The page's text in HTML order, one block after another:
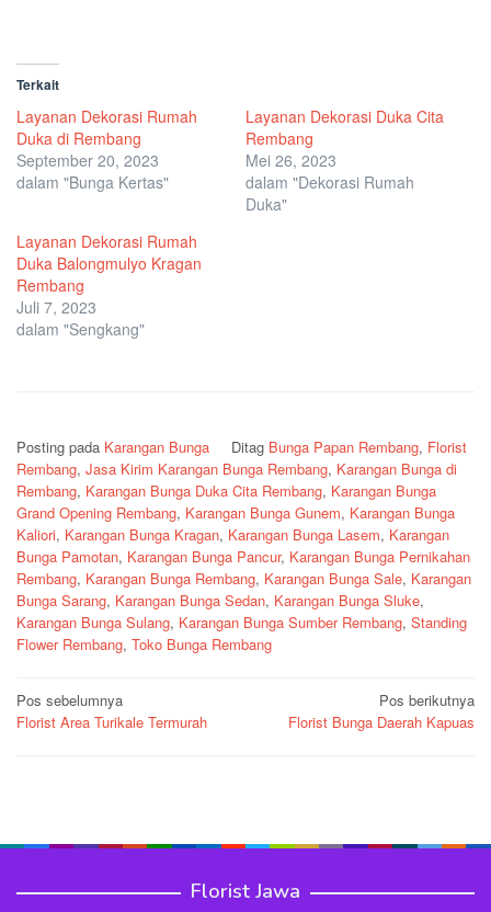
Terkait
Layanan Dekorasi Rumah
Duka di Rembang
September 20, 2023
dalam "Bunga Kertas"
Layanan Dekorasi Duka Cita
Rembang
Mei 26, 2023
dalam "Dekorasi Rumah
Duka"
Layanan Dekorasi Rumah
Duka Balongmulyo Kragan
Rembang
Juli 7, 2023
dalam "Sengkang"
Posting pada Karangan Bunga Ditag Bunga Papan Rembang, Florist
Rembang, Jasa Kirim Karangan Bunga Rembang, Karangan Bunga di
Rembang, Karangan Bunga Duka Cita Rembang, Karangan Bunga
Grand Opening Rembang, Karangan Bunga Gunem, Karangan Bunga
Kaliori, Karangan Bunga Kragan, Karangan Bunga Lasem, Karangan
Bunga Pamotan, Karangan Bunga Pancur, Karangan Bunga Pernikahan
Rembang, Karangan Bunga Rembang, Karangan Bunga Sale, Karangan
Bunga Sarang, Karangan Bunga Sedan, Karangan Bunga Sluke,
Karangan Bunga Sulang, Karangan Bunga Sumber Rembang, Standing
Flower Rembang, Toko Bunga Rembang
Navigasi
pos
Pos sebelumnya
Florist Area Turikale Termurah
Pos berikutnya
Florist Bunga Daerah Kapuas
Florist Jawa